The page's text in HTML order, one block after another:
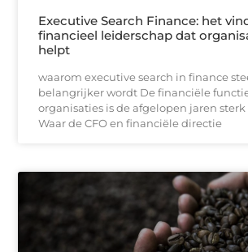
Executive Search Finance: het
financieel leiderschap dat
helpt
waarom executive search in finance
belangrijker wordt De financiële
organisaties is de afgelopen jaren sterk
Waar de CFO en financiële directie